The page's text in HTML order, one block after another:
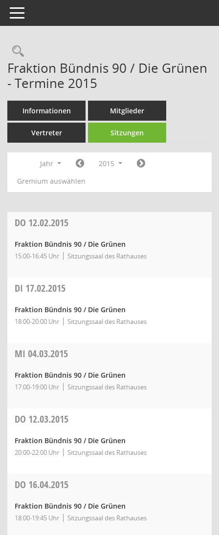
Toggle navigation
Rechercheauswahl
Fraktion Bündnis 90 / Die Grünen
- Termine 2015
Informationen Mitglieder
Vertreter Sitzungen
Jahr
2015
Gremium auswählen
DO 12.02.2015
Fraktion Bündnis 90 / Die Grünen
15:00-16:45 Uhr Sitzungssaal des Rathauses
DI 17.02.2015
Fraktion Bündnis 90 / Die Grünen
18:00-20:00 Uhr Sitzungssaal des Rathauses
MI 04.03.2015
Fraktion Bündnis 90 / Die Grünen
17:00-19:00 Uhr Sitzungssaal des Rathauses
DO 12.03.2015
Fraktion Bündnis 90 / Die Grünen
20:00-22:00 Uhr Sitzungssaal des Rathauses
DO 16.04.2015
Fraktion Bündnis 90 / Die Grünen
18:00-19:45 Uhr Sitzungssaal des Rathauses